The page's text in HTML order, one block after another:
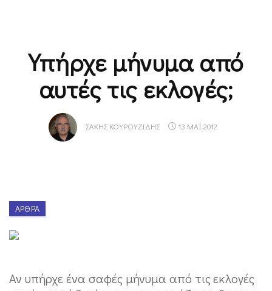
Υπήρχε μήνυμα από
αυτές τις εκλογές;
ΣΆΚΗΣ ΚΟΥΡΟΥΖΊΔΗΣ 13 ΜΑΪ 2012
ΆΡΘΡΑ
Αν υπήρχε ένα σαφές μήνυμα από τις εκλογές